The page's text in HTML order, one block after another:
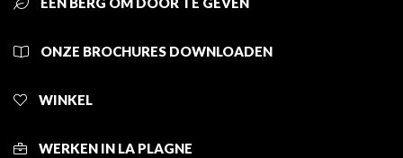
ONZE BROCHURES DOWNLOADEN
WINKEL
WERKEN IN LA PLAGNE